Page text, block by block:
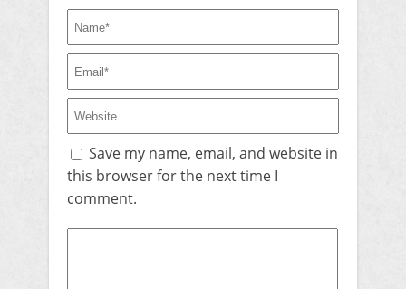
Save my name, email, and website in
this browser for the next time I
comment.